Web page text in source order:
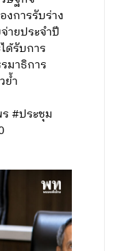
งการรับร่าง
ยประจำปี
ด้รับการ
มาธิการ
ย้ำ
#ประชุม